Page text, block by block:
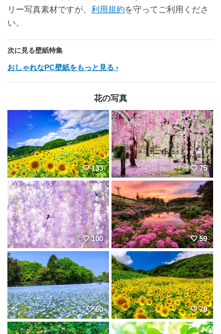
リー写真素材ですが、 利用規約を守ってご利用くださ
い。
次に見る壁紙特集
おしゃれなPC壁紙をもっと見る
花の写真
133 75
100 59
60 79